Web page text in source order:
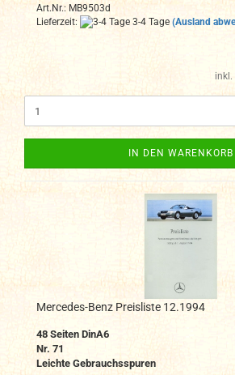
Art.Nr.: MB9503d
Lieferzeit:
3-4 Tage (Ausland
inkl.
IN DEN WARENKORB
Mercedes-Benz Preisliste 12.1994
48 Seiten DinA6
Nr. 71
Leichte Gebrauchsspuren